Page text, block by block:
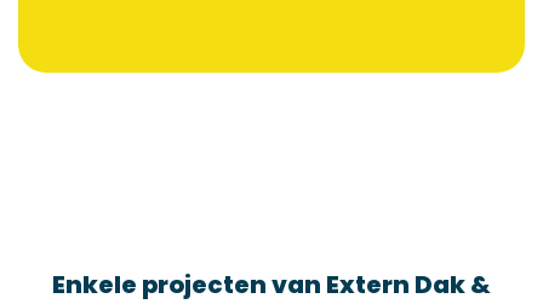
Enkele projecten van Extern Dak &